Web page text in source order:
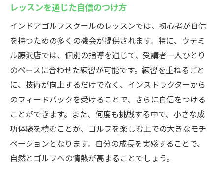
レッスンを通じた自信のつけ方
インドアゴルフスクールのレッスンでは、初心者が自信
を持つための多くの機会が提供されます。特に、ウテミ
ル藤沢店では、個別の指導を通じて、受講者一人ひとり
のペースに合わせた練習が可能です。練習を重ねるごと
に、技術が向上するだけでなく、インストラクターから
のフィードバックを受けることで、さらに自信をつける
ことができます。また、何度も挑戦する中で、小さな成
功体験を積むことが、ゴルフを楽しむ上での大きなモチ
ベーションとなります。自分の成長を実感することで、
自然とゴルフへの情熱が高まることでしょう。